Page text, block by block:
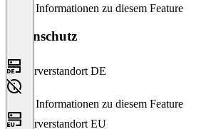
Keine Informationen zu diesem Feature
Datenschutz
Serverstandort DE
Keine Informationen zu diesem Feature
Serverstandort EU